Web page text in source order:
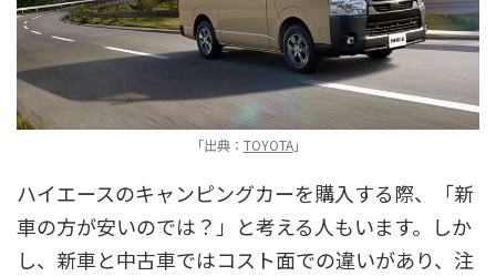
「出典： TOYOTA」
ハイエースのキャンピングカーを購入する際、「新
車の方が安いのでは？」と考える人もいます。しか
し、新車と中古車ではコスト面での違いがあり、注